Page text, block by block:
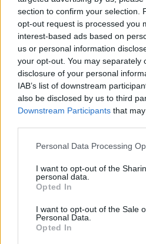
section to confirm your selection.
opt-out request is processed you
interest-based ads based on
us or personal information
your opt-out. You may separately
disclosure of your personal
IAB’s list of downstream
also be disclosed by us to third
Downstream Participants that
Personal Data Processing
I want to opt-out of the
personal data.
Opted In
I want to opt-out of the Sale
Personal Data.
Opted In
PACE (Peia)
Acțiunea Conservatoare
PDF (Lazarus)
PUSL (D. Voiculescu)
PNȚCD (Pavelescu)
PNCR (Terheș)
Partidul Patrioților (Surugiu)
FAR (Coarnă)
România pe Primul Loc
Altul
Arată